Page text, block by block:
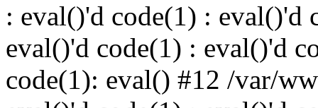
: eval()'d code(1) : eval()'d
eval()'d code(1) : eval()'d
code(1): eval() #12 /var/